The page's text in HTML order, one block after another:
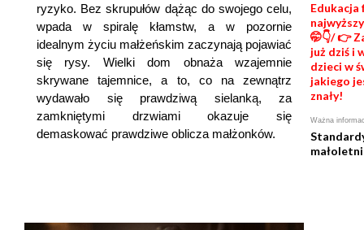
ryzyko. Bez skrupułów dążąc do swojego celu,
wpada w spiralę kłamstw, a w pozornie
idealnym życiu małżeńskim zaczynają pojawiać
się rysy. Wielki dom obnaża wzajemnie
skrywane tajemnice, a to, co na zewnątrz
wydawało się prawdziwą sielanką, za
zamkniętymi drzwiami okazuje się
demaskować prawdziwe oblicza małżonków.
Edukacja
🤭👇/ 👉
już dziś i
dzieci w
jakiego
znały!
Ważna